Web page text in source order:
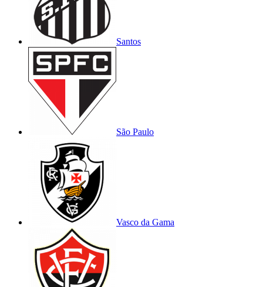
Santos
São Paulo
Vasco da Gama